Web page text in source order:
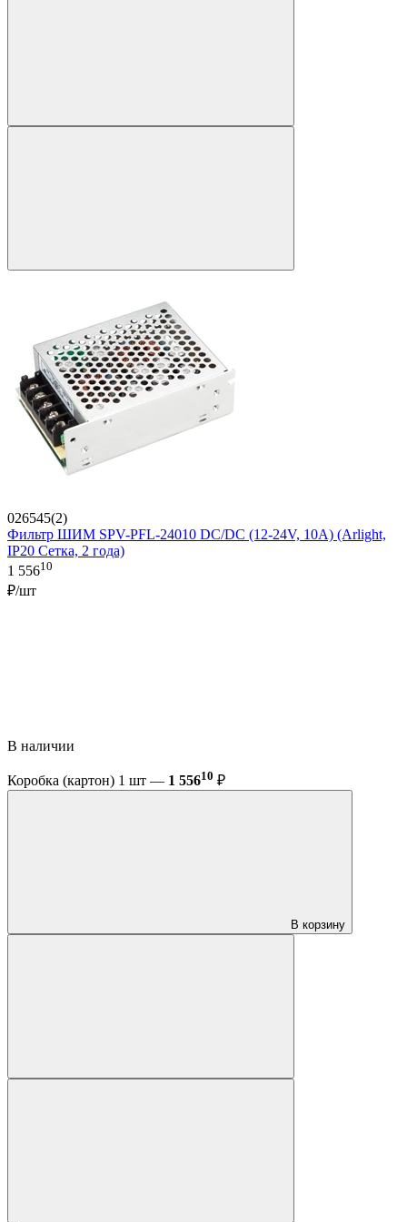
026545(2)
Фильтр ШИМ SPV-PFL-24010 DC/DC (12-24V, 10A) (Arlight,
IP20 Сетка, 2 года)
1 55610
₽/шт
В наличии
Коробка (картон) 1 шт — 1 55610 ₽
В корзину